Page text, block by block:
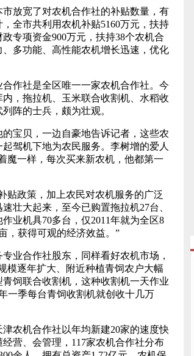
放宽了对农机合作社的补贴数量，有
全市共利用农机补贴5160万元，扶持
专项资金900万元，扶持38个农机合
多功能、高性能农机增长迅速，优化
作社是全区唯一一家农机合作社。今
，拖拉机、玉米联合收割机、水稻收
阵的士兵，颇为壮观。
宝贝，一边自豪地告诉记者，这些农
驾机下地为农民服务。李树增的爱人
魔一样，每次买来新农机，他都第一
政策，加上农民对农机服务的广泛
壮大起来，至今已购置拖拉机27台、
业机具70多台，仅2011年就为全区8
，获得可观的经济效益。”
合作社股东，同样看好农机市场，
模逐年扩大、附近种植青饲农户大幅
饲联合收割机，这种收割机一天作业
一季每台青饲收割机就创收十几万
机合作社以年均新建20家的速度快
营、会管理，117家农机合作社分布